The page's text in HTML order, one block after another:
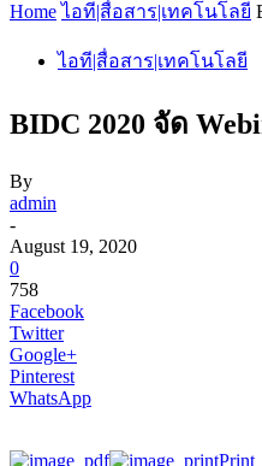
Home ไอที|สื่อสาร|เทคโนโลยี
ไอที|สื่อสาร|เทคโนโลยี
BIDC 2020 จัด
By
admin
-
August 19, 2020
0
758
Facebook
Twitter
Google+
Pinterest
WhatsApp
Print